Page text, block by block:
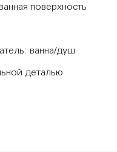
поверхность
ванна/душ
деталью